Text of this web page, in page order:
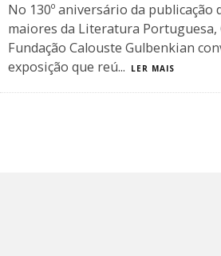
No 130º aniversário da publicação
maiores da Literatura Portuguesa,
Fundação Calouste Gulbenkian
exposição que reú... LER MAIS